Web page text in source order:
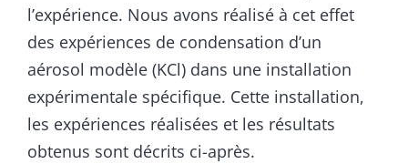
l’expérience. Nous avons réalisé à cet effet
des expériences de condensation d’un
aérosol modèle (KCl) dans une installation
expérimentale spécifique. Cette installation,
les expériences réalisées et les résultats
obtenus sont décrits ci-après.